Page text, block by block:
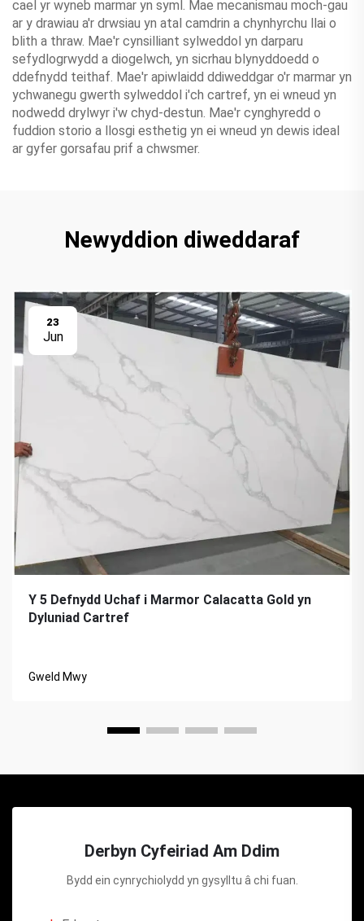
cael yr wyneb marmar yn syml. Mae mecanismau moch-gau
ar y drawiau a'r drwsiau yn atal camdrin a chynhyrchu llai o
blith a thraw. Mae'r cynsilliant sylweddol yn darparu
sefydlogrwydd a diogelwch, yn sicrhau blynyddoedd o
ddefnydd teithaf. Mae'r apiwlaidd ddiweddgar o'r marmar yn
ychwanegu gwerth sylweddol i'ch cartref, yn ei wneud yn
nodwedd drylwyr i'w chyd-destun. Mae'r cynghyredd o
fuddion storio a llosgi esthetig yn ei wneud yn dewis ideal
ar gyfer gorsafau prif a chwsmer.
Newyddion diweddaraf
23
Jun
Y 5 Defnydd Uchaf i Marmor Calacatta Gold yn
Dyluniad Cartref
Gweld Mwy
Derbyn Cyfeiriad Am Ddim
Bydd ein cynrychiolydd yn gysylltu â chi fuan.